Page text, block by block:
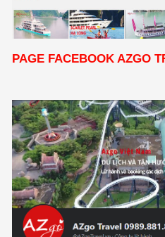
PAGE FACEBOOK AZGO